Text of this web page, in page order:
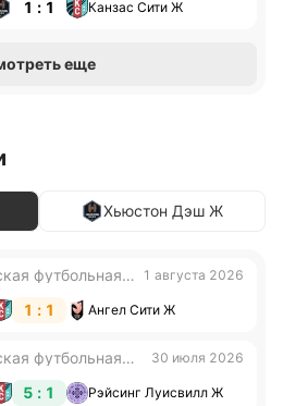
1 : 1 Канзас Сити Ж
еще
Хьюстон Дэш Ж
футбольная
1 августа 2026
1 : 1 Ангел Сити Ж
футбольная
30 июля 2026
5 : 1 Рэйсинг Луисвилл Ж